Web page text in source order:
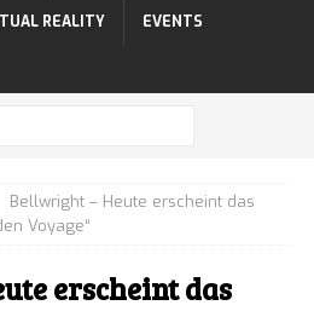
REALITY EVENTS
Bellwright – Heute erscheint das
Voyage“
erscheint das